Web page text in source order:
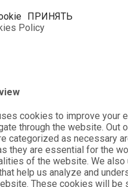
ПРИНЯТЬ
Policy
cookies to improve your
through the website. Out
categorized as necessary
they are essential for the
of the website. We also
help us analyze and
These cookies will be